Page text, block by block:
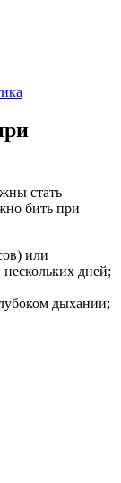
стать
бить при
или
дней;
дыхании;